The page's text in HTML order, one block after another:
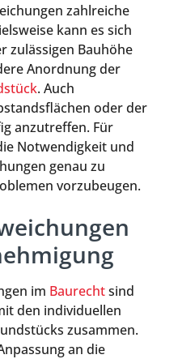
zahlreiche
kann es sich
zulässigen Bauhöhe
Anordnung der
. Auch
oder der
anzutreffen. Für
Notwendigkeit und
genau zu
vorzubeugen.
im Baurechtsind
den individuellen
zusammen.
an die